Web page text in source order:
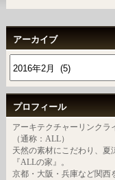
アーカイブ
プロフィール
アーキテクチャーリンクラ
（通称：ALL）
天然の素材にこだわり、夏
『ALLの家』。
京都・大阪・兵庫など関西